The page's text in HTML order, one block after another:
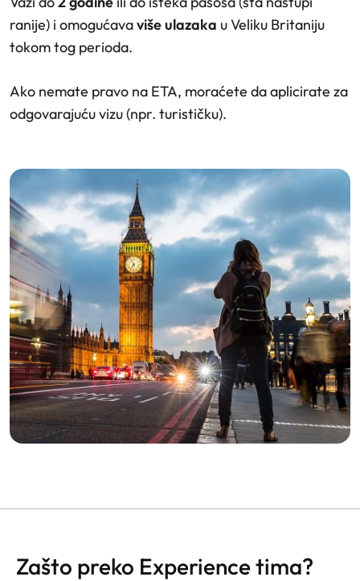
ranije) i omogućavaviše ulazaka u Veliku Britaniju
tokom tog perioda.
Ako nemate pravo na ETA, moraćete da aplicirate za
odgovarajuću vizu (npr. turističku).
Zašto preko Experience tima?